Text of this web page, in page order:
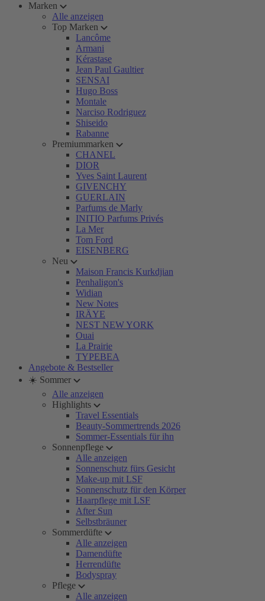
Marken
Alle anzeigen
Top Marken
Lancôme
Armani
Kérastase
Jean Paul Gaultier
SENSAI
Hugo Boss
Montale
Narciso Rodriguez
Shiseido
Rabanne
Premiummarken
CHANEL
DIOR
Yves Saint Laurent
GIVENCHY
GUERLAIN
Parfums de Marly
INITIO Parfums Privés
La Mer
Tom Ford
EISENBERG
Neu
Maison Francis Kurkdjian
Penhaligon's
Widian
New Notes
IRÄYE
NEST NEW YORK
Ouai
La Prairie
TYPEBEA
Angebote & Bestseller
☀️ Sommer
Alle anzeigen
Highlights
Travel Essentials
Beauty-Sommertrends 2026
Sommer-Essentials für ihn
Sonnenpflege
Alle anzeigen
Sonnenschutz fürs Gesicht
Make-up mit LSF
Sonnenschutz für den Körper
Haarpflege mit LSF
After Sun
Selbstbräuner
Sommerdüfte
Alle anzeigen
Damendüfte
Herrendüfte
Bodyspray
Pflege
Alle anzeigen